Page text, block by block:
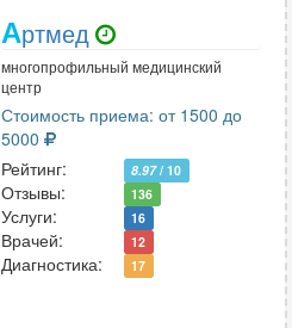
Артмед
многопрофильный медицинский
центр
Стоимость приема: от 1500 до
5000
Рейтинг:
8.97/ 10
Отзывы: 136
Услуги: 16
Врачей: 12
Диагностика: 17